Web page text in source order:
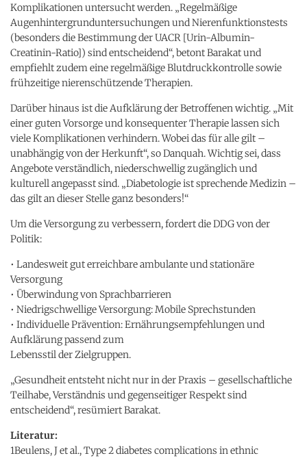
Komplikationen untersucht werden. „Regelmäßige
Augenhintergrunduntersuchungen und Nierenfunktionstests
(besonders die Bestimmung der UACR [Urin-Albumin-
Creatinin-Ratio]) sind entscheidend“, betont Barakat und
empfiehlt zudem eine regelmäßige Blutdruckkontrolle sowie
frühzeitige nierenschützende Therapien.
Darüber hinaus ist die Aufklärung der Betroffenen wichtig. „Mit
einer guten Vorsorge und konsequenter Therapie lassen sich
viele Komplikationen verhindern. Wobei das für alle gilt –
unabhängig von der Herkunft“, so Danquah. Wichtig sei, dass
Angebote verständlich, niederschwellig zugänglich und
kulturell angepasst sind. „Diabetologie ist sprechende Medizin –
das gilt an dieser Stelle ganz besonders!“
Um die Versorgung zu verbessern, fordert die DDG von der
Politik:
• Landesweit gut erreichbare ambulante und stationäre
Versorgung
• Überwindung von Sprachbarrieren
• Niedrigschwellige Versorgung: Mobile Sprechstunden
• Individuelle Prävention: Ernährungsempfehlungen und
Aufklärung passend zum
Lebensstil der Zielgruppen.
„Gesundheit entsteht nicht nur in der Praxis – gesellschaftliche
Teilhabe, Verständnis und gegenseitiger Respekt sind
entscheidend“, resümiert Barakat.
Literatur:
1Beulens, J et al., Type 2 diabetes complications in ethnic